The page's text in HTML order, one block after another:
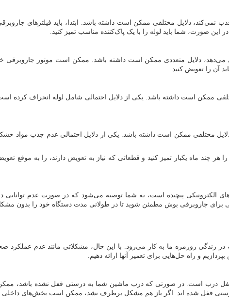
نمی‌کند، دلایل مختلفی ممکن است داشته باشد. ابتدا، باید فیلترهای
این صورت، شما باید لوله را با یک پاک‌کننده مناسب تمیز کنید.
دلایل متعددی ممکن است داشته باشد. ممکن است موتور جاروبرقی
آن را تعویض کنید.
ممکن است داشته باشد. یکی از دلایل احتمالی شامل لوله انحراف کرده
مختلفی ممکن است داشته باشد. یکی از دلایل احتمالی عدم جذب مواد
هر چند ماه یکبار تمیز کنید و قطعاتی که نیاز به تعویض دارند، را به موقع
الکترونیکی پیچیده است، به شما توصیه می‌شود که در صورت عدم
برای جاروبرقی بوش مطمئن شوید تا در طولانی مدت دستگاه خود را بدون
زندگی روزمره ما به کار می‌رود. با این حال، مشکلاتی مانند عدم عملکرد
و راه حل‌هایی برای تعمیر آنها ارائه دهیم.
درب است. در صورتی که درب ماشین شما به درستی قفل نشده باشد،
قفل شده اند. اگر باز هم مشکل برطرف نشد، ممکن است بخش‌های داخلی